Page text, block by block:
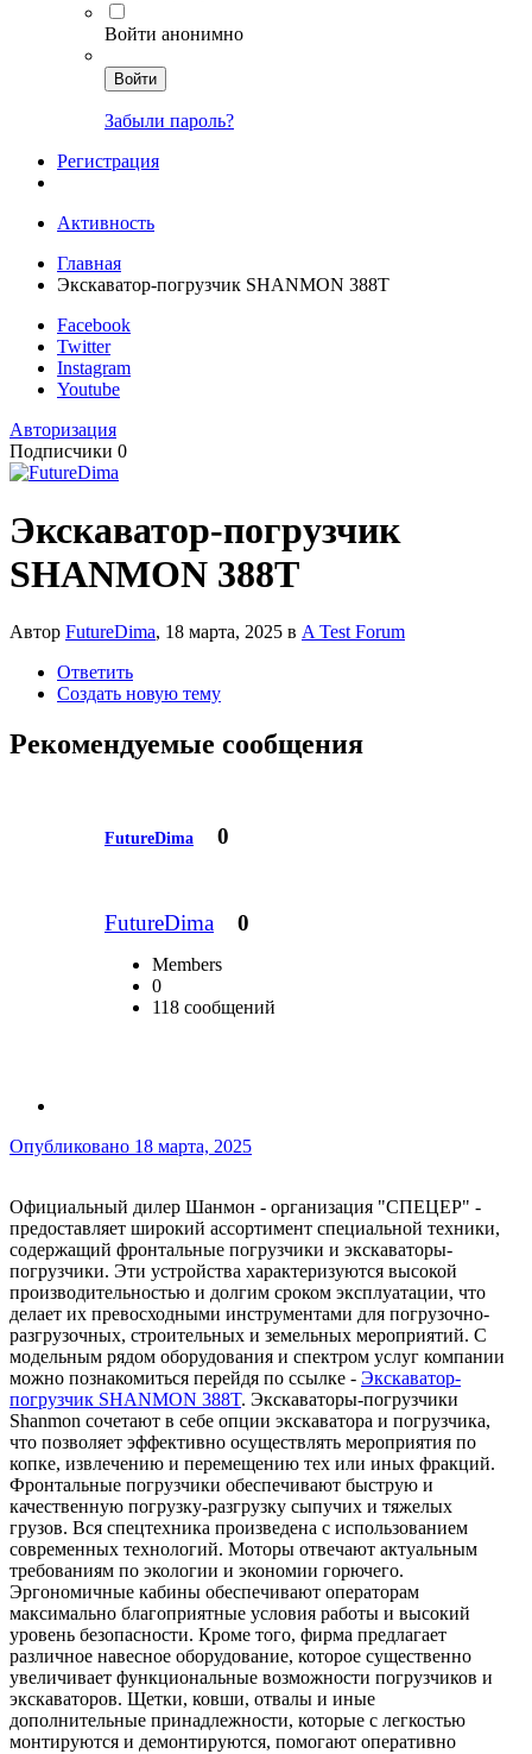
Войти анонимно
Войти
Забыли пароль?
Регистрация
Активность
Главная
Экскаватор-погрузчик SHANMON 388T
Facebook
Twitter
Instagram
Youtube
Авторизация
Подписчики 0
Экскаватор-погрузчик
SHANMON 388T
Автор FutureDima, 18 марта, 2025 в A Test Forum
Ответить
Создать новую тему
Рекомендуемые сообщения
FutureDima 0
FutureDima 0
Members
0
118 сообщений
Опубликовано 18 марта, 2025
Официальный дилер Шанмон - организация "СПЕЦЕР" -
предоставляет широкий ассортимент специальной техники,
содержащий фронтальные погрузчики и экскаваторы-
погрузчики. Эти устройства характеризуются высокой
производительностью и долгим сроком эксплуатации, что
делает их превосходными инструментами для погрузочно-
разгрузочных, строительных и земельных мероприятий. С
модельным рядом оборудования и спектром услуг компании
можно познакомиться перейдя по ссылке - Экскаватор-
погрузчик SHANMON 388T. Экскаваторы-погрузчики
Shanmon сочетают в себе опции экскаватора и погрузчика,
что позволяет эффективно осуществлять мероприятия по
копке, извлечению и перемещению тех или иных фракций.
Фронтальные погрузчики обеспечивают быструю и
качественную погрузку-разгрузку сыпучих и тяжелых
грузов. Вся спецтехника произведена с использованием
современных технологий. Моторы отвечают актуальным
требованиям по экологии и экономии горючего.
Эргономичные кабины обеспечивают операторам
максимально благоприятные условия работы и высокий
уровень безопасности. Кроме того, фирма предлагает
различное навесное оборудование, которое существенно
увеличивает функциональные возможности погрузчиков и
экскаваторов. Щетки, ковши, отвалы и иные
дополнительные принадлежности, которые с легкостью
монтируются и демонтируются, помогают оперативно